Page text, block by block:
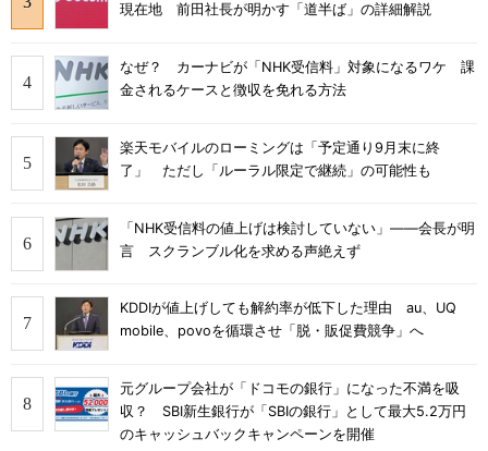
現在地 前田社長が明かす「道半ば」の詳細解説
なぜ？ カーナビが「NHK受信料」対象になるワケ 課
金されるケースと徴収を免れる方法
楽天モバイルのローミングは「予定通り9月末に終
了」 ただし「ルーラル限定で継続」の可能性も
「NHK受信料の値上げは検討していない」――会長が明
言 スクランブル化を求める声絶えず
KDDIが値上げしても解約率が低下した理由 au、UQ
mobile、povoを循環させ「脱・販促費競争」へ
元グループ会社が「ドコモの銀行」になった不満を吸
収？ SBI新生銀行が「SBIの銀行」として最大5.2万円
のキャッシュバックキャンペーンを開催